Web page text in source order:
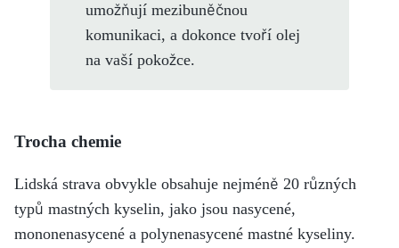
umožňují mezibuněčnou
komunikaci, a dokonce tvoří olej
na vaší pokožce.
Trocha chemie
Lidská strava obvykle obsahuje nejméně 20 různých
typů mastných kyselin, jako jsou nasycené,
mononenasycené a polynenasycené mastné kyseliny.